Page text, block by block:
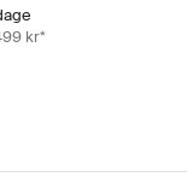
kr*